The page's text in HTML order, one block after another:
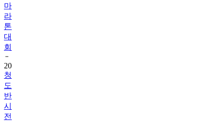
마
라
톤
대
회
20
청
도
반
시
전